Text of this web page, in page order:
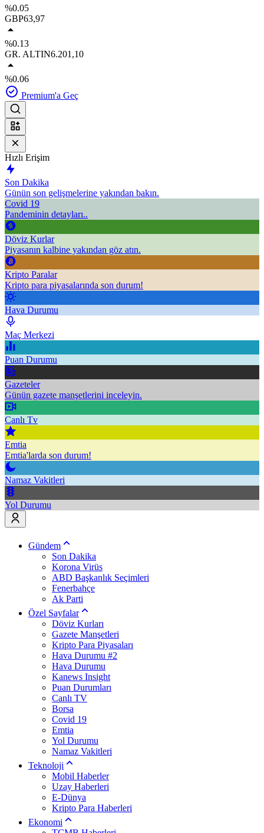
%0.05
GBP63,97
%0.13
GR. ALTIN6.201,10
%0.06
Premium'a Geç
Hızlı Erişim
Son Dakika
Günün son gelişmelerine yakından bakın.
Covid 19
Pandeminin detayları..
Döviz Kurlar
Piyasanın kalbine yakından göz atın.
Kripto Paralar
Kripto para piyasalarında son durum!
Hava Durumu
Maç Merkezi
Puan Durumu
Gazeteler
Günün gazete manşetlerini inceleyin.
Canlı Tv
Emtia
Emtia'larda son durum!
Namaz Vakitleri
Yol Durumu
Gündem
Son Dakika
Korona Virüs
ABD Başkanlık Seçimleri
Fenerbahçe
Ak Parti
Özel Sayfalar
Döviz Kurları
Gazete Manşetleri
Kripto Para Piyasaları
Hava Durumu #2
Hava Durumu
Kanews Insight
Puan Durumları
Canlı TV
Borsa
Covid 19
Emtia
Yol Durumu
Namaz Vakitleri
Teknoloji
Mobil Haberler
Uzay Haberleri
E-Dünya
Kripto Para Haberleri
Ekonomi